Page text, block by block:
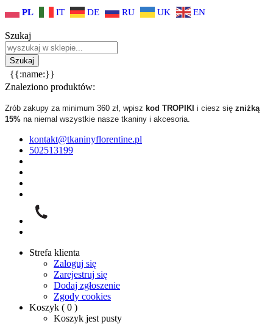
PL IT DE RU UK EN
Szukaj
{{:name:}}
Znaleziono produktów:
Zrób zakupy za minimum 360 zł, wpisz kod TROPIKI i ciesz się zniżką
15% na niemal wszystkie nasze tkaniny i akcesoria.
kontakt@tkaninyflorentine.pl
502513199
Strefa klienta
Zaloguj się
Zarejestruj się
Dodaj zgłoszenie
Zgody cookies
Koszyk ( 0 )
Koszyk jest pusty